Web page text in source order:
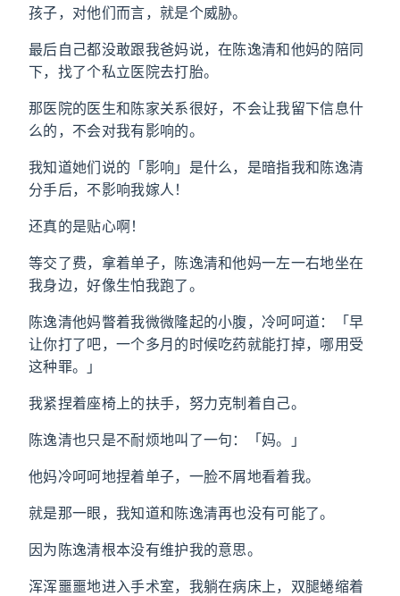
孩子，对他们而言，就是个威胁。
最后自己都没敢跟我爸妈说，在陈逸清和他妈的陪同
下，找了个私立医院去打胎。
那医院的医生和陈家关系很好，不会让我留下信息什
么的，不会对我有影响的。
我知道她们说的「影响」是什么，是暗指我和陈逸清
分手后，不影响我嫁人！
还真的是贴心啊！
等交了费，拿着单子，陈逸清和他妈一左一右地坐在
我身边，好像生怕我跑了。
陈逸清他妈瞥着我微微隆起的小腹，冷呵呵道：「早
让你打了吧，一个多月的时候吃药就能打掉，哪用受
这种罪。」
我紧捏着座椅上的扶手，努力克制着自己。
陈逸清也只是不耐烦地叫了一句：「妈。」
他妈冷呵呵地捏着单子，一脸不屑地看着我。
就是那一眼，我知道和陈逸清再也没有可能了。
因为陈逸清根本没有维护我的意思。
浑浑噩噩地进入手术室，我躺在病床上，双腿蜷缩着